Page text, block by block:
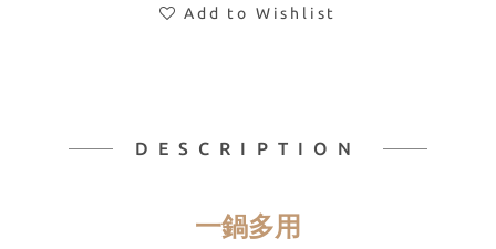
Add to Wishlist
DESCRIPTION
一鍋多用